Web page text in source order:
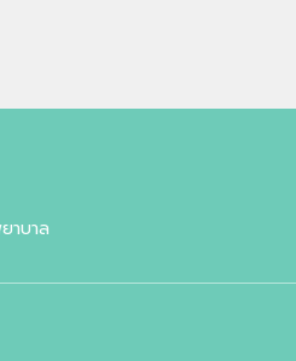
าบาล